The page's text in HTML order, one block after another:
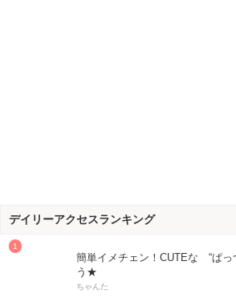
デイリーアクセスランキング
簡単イメチェン！CUTEな “ぱ
う★
ちゃんた